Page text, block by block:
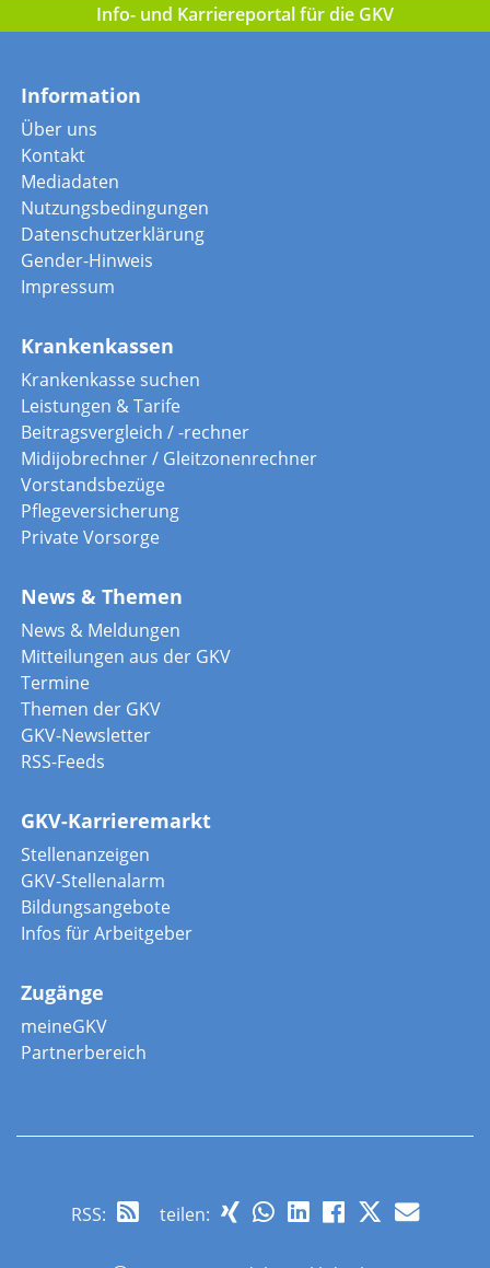
Info- und Karriereportal für die GKV
Information
Über uns
Kontakt
Mediadaten
Nutzungsbedingungen
Datenschutzerklärung
Gender-Hinweis
Impressum
Krankenkassen
Krankenkasse suchen
Leistungen & Tarife
Beitragsvergleich / -rechner
Midijobrechner / Gleitzonenrechner
Vorstandsbezüge
Pflegeversicherung
Private Vorsorge
News & Themen
News & Meldungen
Mitteilungen aus der GKV
Termine
Themen der GKV
GKV-Newsletter
RSS-Feeds
GKV-Karrieremarkt
Stellenanzeigen
GKV-Stellenalarm
Bildungsangebote
Infos für Arbeitgeber
Zugänge
meineGKV
Partnerbereich
RSS: teilen: